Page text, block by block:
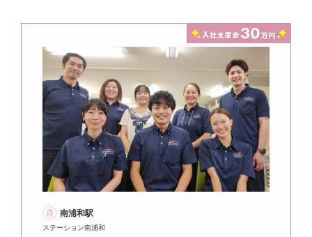
南浦和駅
ステーション南浦和